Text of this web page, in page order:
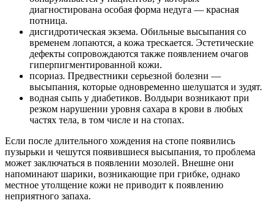
диагностирована особая форма недуга — красная
потница.
дисгидротическая экзема. Обильные высыпания со
временем лопаются, а кожа трескается. Эстетические
дефекты сопровождаются также появлением очагов
гиперпигментированной кожи.
псориаз. Предвестники серьезной болезни —
высыпания, которые одновременно шелушатся и зудят.
водная сыпь у диабетиков. Волдыри возникают при
резком нарушении уровня сахара в крови в любых
частях тела, в том числе и на стопах.
Если после длительного хождения на стопе появились
пузырьки и чешутся появившиеся высыпания, то проблема
может заключаться в появлении мозолей. Внешне они
напоминают шарики, возникающие при грибке, однако
местное утолщение кожи не приводит к появлению
неприятного запаха.